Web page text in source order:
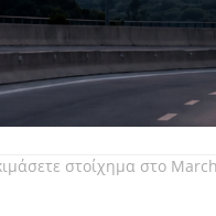
στοίχημα στο